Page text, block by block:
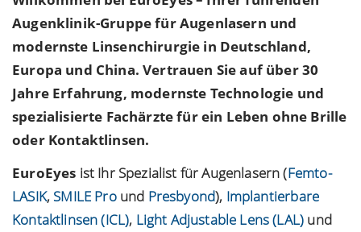
Augenklinik-Gruppe für Augenlasern und
modernste Linsenchirurgie in Deutschland,
Europa und China. Vertrauen Sie auf über 30
Jahre Erfahrung, modernste Technologie und
spezialisierte Fachärzte für ein Leben ohne Brille
oder Kontaktlinsen.
EuroEyes ist Ihr Spezialist für Augenlasern (Femto-
LASIK, SMILE Pround Presbyond), Implantierbare
Kontaktlinsen (ICL), Light Adjustable Lens (LAL) und